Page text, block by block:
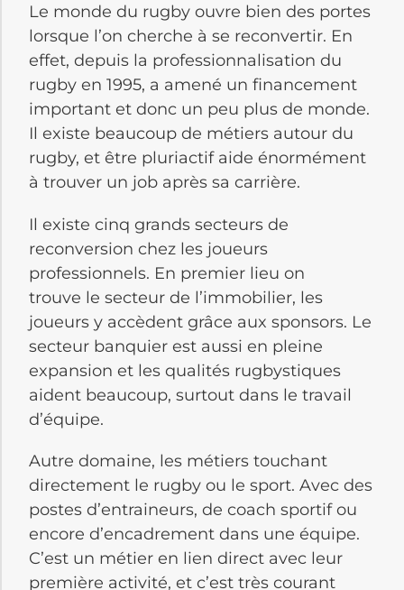
Le monde du rugby ouvre bien des portes
lorsque l’on cherche à se reconvertir. En
effet, depuis la professionnalisation du
rugby en 1995, a amené un financement
important et donc un peu plus de monde.
Il existe beaucoup de métiers autour du
rugby, et être pluriactif aide énormément
à trouver un job après sa carrière.
Il existe cinq grands secteurs de
reconversion chez les joueurs
professionnels. En premier lieu on
trouve le secteur de l’immobilier, les
joueurs y accèdent grâce aux sponsors. Le
secteur banquier est aussi en pleine
expansion et les qualités rugbystiques
aident beaucoup, surtout dans le travail
d’équipe.
Autre domaine, les métiers touchant
directement le rugby ou le sport. Avec des
postes d’entraineurs, de coach sportif ou
encore d’encadrement dans une équipe.
C’est un métier en lien direct avec leur
première activité, et c’est très courant